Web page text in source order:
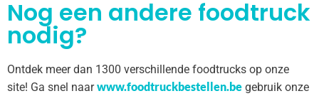
Nog een andere foodtruck
nodig?
Ontdek meer dan 1300 verschillende foodtrucks op onze
site! Ga snel naarwww.foodtruckbestellen.be gebruik onze